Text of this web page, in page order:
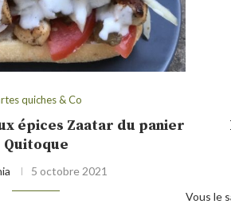
quiches & Co
épices Zaatar du panier
Quitoque
5 octobre 2021
Vous le